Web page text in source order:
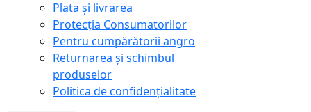
Plata și livrarea
Protecţia Consumatorilor
Pentru cumpărătorii angro
Returnarea și schimbul
produselor
Politica de confidențialitate